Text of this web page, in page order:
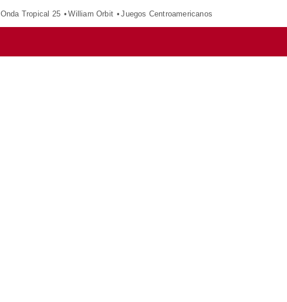
Onda Tropical 25 William Orbit Juegos Centroamericanos